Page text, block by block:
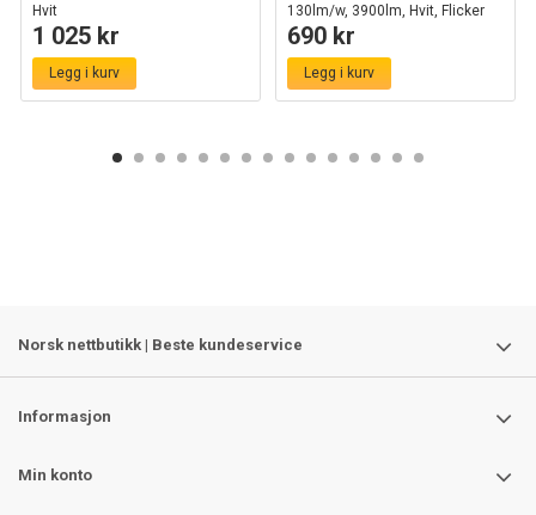
Hvit
1 025 kr
Legg i kurv
130lm/w, 3900lm, Hvit, Flicker
free
690 kr
Legg i kurv
Norsk nettbutikk | Beste kundeservice
Informasjon
Min konto